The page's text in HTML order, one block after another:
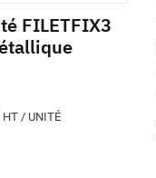
FILETFIX3
HT / UNITÉ